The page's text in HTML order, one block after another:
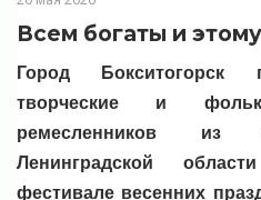
Всем богаты и
Город Бокситогорск
творческие и
ремесленников из
Ленинградской
фестивале весенних